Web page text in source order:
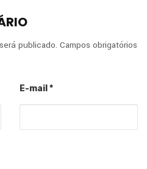
publicado. Campos obrigatórios
E-mail *